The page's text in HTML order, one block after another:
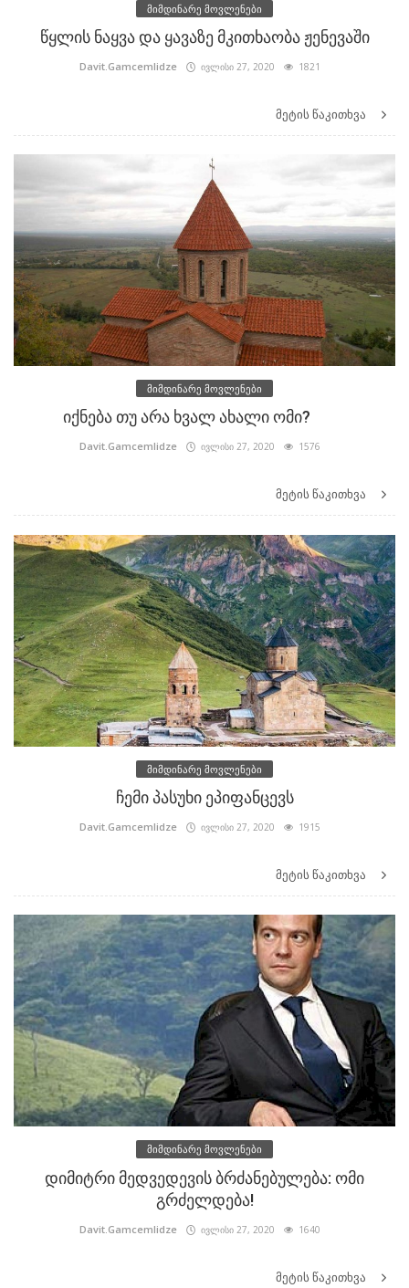
მიმდინარე მოვლენები
წყლის ნაყვა და ყავაზე მკითხაობა ჟენევაში
Davit.Gamcemlidze ივლისი 27, 2020 1821
მეტის წაკითხვა
მიმდინარე მოვლენები
იქნება თუ არა ხვალ ახალი ომი?
Davit.Gamcemlidze ივლისი 27, 2020 1576
მეტის წაკითხვა
მიმდინარე მოვლენები
ჩემი პასუხი ეპიფანცევს
Davit.Gamcemlidze ივლისი 27, 2020 1915
მეტის წაკითხვა
მიმდინარე მოვლენები
დიმიტრი მედვედევის ბრძანებულება: ომი
გრძელდება!
Davit.Gamcemlidze ივლისი 27, 2020 1640
მეტის წაკითხვა